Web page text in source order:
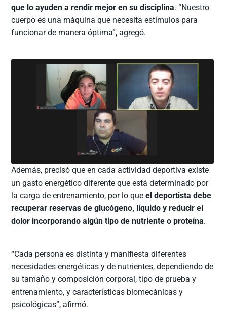
que lo ayuden a rendir mejor en su disciplina. “Nuestro
cuerpo es una máquina que necesita estímulos para
funcionar de manera óptima”, agregó.
Además, precisó que en cada actividad deportiva existe
un gasto energético diferente que está determinado por
la carga de entrenamiento, por lo queel deportista debe
recuperar reservas de glucógeno, líquido y reducir el
dolor incorporando algún tipo de nutriente o proteína.
“Cada persona es distinta y manifiesta diferentes
necesidades energéticas y de nutrientes, dependiendo de
su tamaño y composición corporal, tipo de prueba y
entrenamiento, y características biomecánicas y
psicológicas”, afirmó.